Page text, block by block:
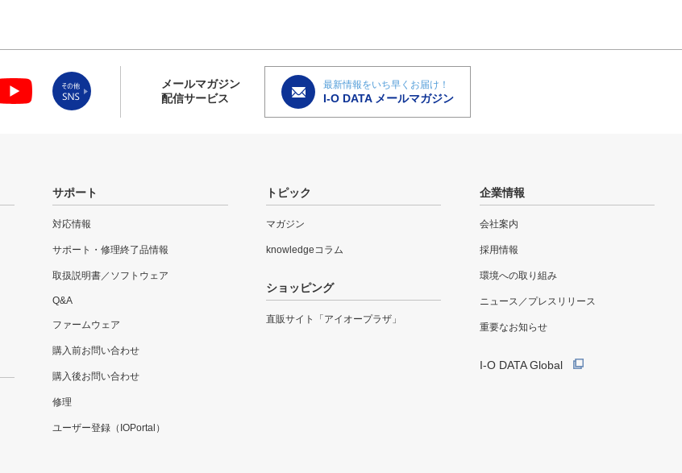
メールマガジン
配信サービス
最新情報をいち早くお届け！
I-O DATA メールマガジン
サポート
対応情報
サポート・修理終了品情報
取扱説明書／ソフトウェア
Q&A
ファームウェア
購入前お問い合わせ
購入後お問い合わせ
修理
ユーザー登録（IOPortal）
トピック
マガジン
knowledgeコラム
ショッピング
直販サイト「アイオープラザ」
企業情報
会社案内
採用情報
環境への取り組み
ニュース／プレスリリース
重要なお知らせ
I-O DATA Global